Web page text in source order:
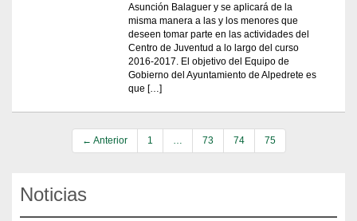
Asunción Balaguer y se aplicará de la
misma manera a las y los menores que
deseen tomar parte en las actividades del
Centro de Juventud a lo largo del curso
2016-2017. El objetivo del Equipo de
Gobierno del Ayuntamiento de Alpedrete es
que […]
← Anterior 1 … 73 74 75
Noticias